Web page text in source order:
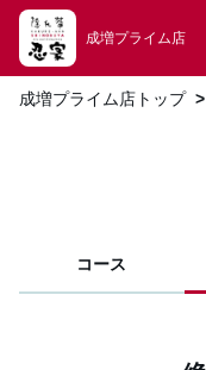
成増プライム店
成増プライム店トップ
コース